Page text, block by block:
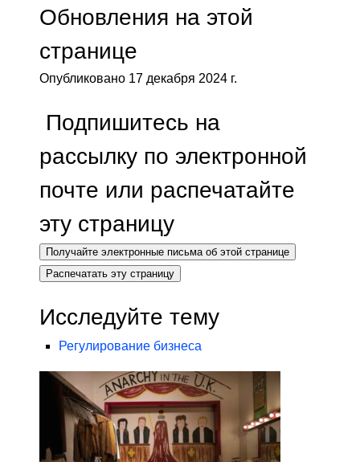
Обновления на этой
странице
Опубликовано 17 декабря 2024 г.
Подпишитесь на
рассылку по электронной
почте или распечатайте
эту страницу
Получайте электронные письма об этой странице
Распечатать эту страницу
Исследуйте тему
Регулирование бизнеса